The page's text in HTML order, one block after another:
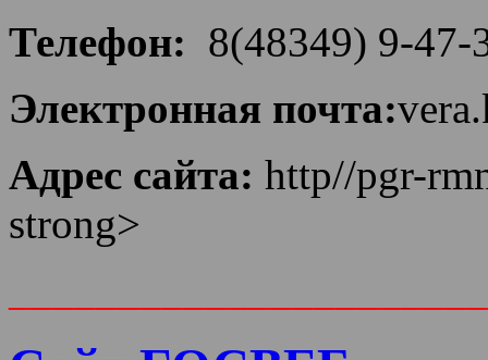
Телефон: 8(48349) 9-47-
Электронная почта:
Адрес сайта: http//pgr-
strong>